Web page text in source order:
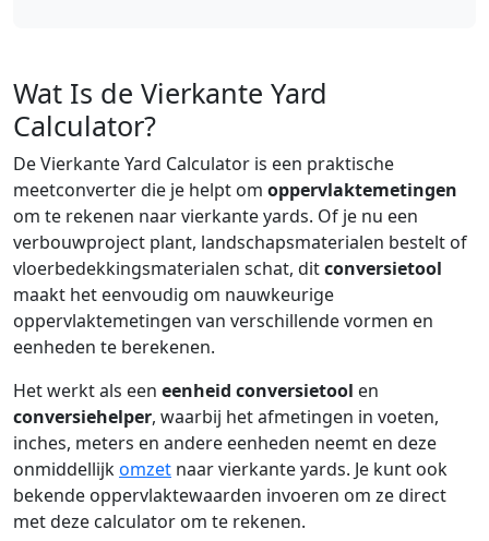
Wat Is de Vierkante Yard
Calculator?
De Vierkante Yard Calculator is een praktische
meetconverter die je helpt om oppervlaktemetingen
om te rekenen naar vierkante yards. Of je nu een
verbouwproject plant, landschapsmaterialen bestelt of
vloerbedekkingsmaterialen schat, ditconversietool
maakt het eenvoudig om nauwkeurige
oppervlaktemetingen van verschillende vormen en
eenheden te berekenen.
Het werkt als een eenheid conversietool en
conversiehelper, waarbij het afmetingen in voeten,
inches, meters en andere eenheden neemt en deze
onmiddellijkomzet naar vierkante yards. Je kunt ook
bekende oppervlaktewaarden invoeren om ze direct
met deze calculator om te rekenen.